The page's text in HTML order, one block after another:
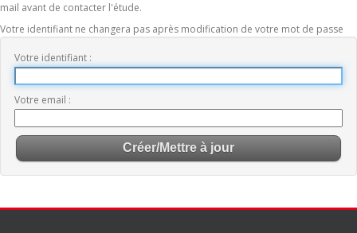
mail avant de contacter l'étude.
Votre identifiant ne changera pas après modification de votre mot de passe
Votre identifiant
Votre email